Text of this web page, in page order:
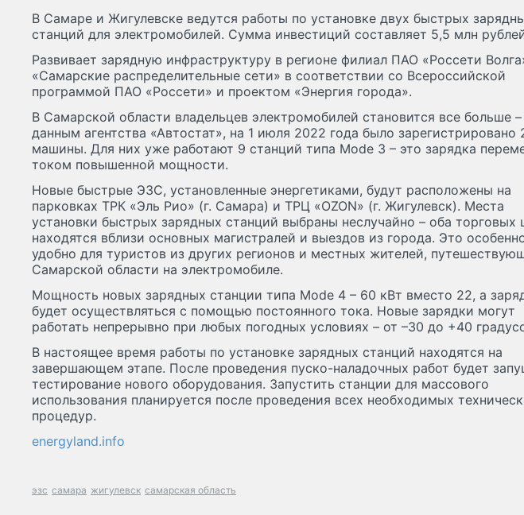
В Самаре и Жигулевске ведутся работы по установке двух быстрых
станций для электромобилей. Сумма инвестиций составляет 5,5 млн
Развивает зарядную инфраструктуру в регионе филиал ПАО «Россети
«Самарские распределительные сети» в соответствии со Всероссийской
программой ПАО «Россети» и проектом «Энергия города».
В Самарской области владельцев электромобилей становится все больше –
данным агентства «Автостат», на 1 июля 2022 года было зарегистрировано
машины. Для них уже работают 9 станций типа Mode 3 – это зарядка
током повышенной мощности.
Новые быстрые ЭЗС, установленные энергетиками, будут расположены на
парковках ТРК «Эль Рио» (г. Самара) и ТРЦ «OZON» (г. Жигулевск). Места
установки быстрых зарядных станций выбраны неслучайно – оба торговых
находятся вблизи основных магистралей и выездов из города. Это
удобно для туристов из других регионов и местных жителей,
Самарской области на электромобиле.
Мощность новых зарядных станции типа Mode 4 – 60 кВт вместо 22, а
будет осуществляться с помощью постоянного тока. Новые зарядки могут
работать непрерывно при любых погодных условиях – от –30 до +40
В настоящее время работы по установке зарядных станций находятся на
завершающем этапе. После проведения пуско-наладочных работ будет
тестирование нового оборудования. Запустить станции для массового
использования планируется после проведения всех необходимых
процедур.
energyland.info
эзс самара жигулевск самарская область